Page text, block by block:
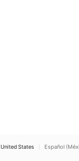
United States Español